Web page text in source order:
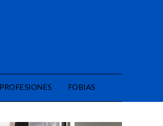
PROFESIONES FOBIAS